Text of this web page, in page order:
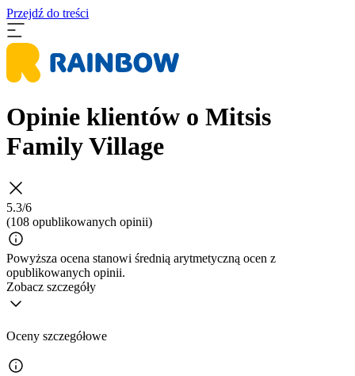
Przejdź do treści
Opinie klientów o Mitsis
Family Village
5.3/6
(108 opublikowanych opinii)
Powyższa ocena stanowi średnią arytmetyczną ocen z
opublikowanych opinii.
Zobacz szczegóły
Oceny szczegółowe